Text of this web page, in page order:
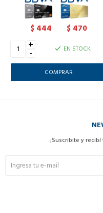
$ 444 $ 470
+
- EN STOCK
¡Suscribite y